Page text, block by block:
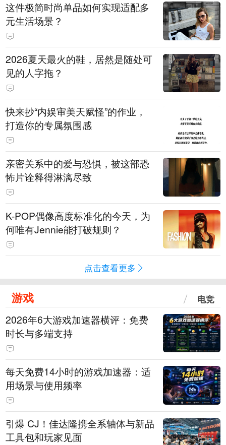
这件极简时尚单品如何实现适配多
元生活场景？
2026夏天最火的鞋，居然是随处可
见的人字拖？
快来抄“内娱审美天赋怪”的作业，
打造你的专属氛围感
亲密关系中的爱与恐惧，被这部恐
怖片诠释得淋漓尽致
K-POP偶像高度标准化的今天，为
何唯有Jennie能打破规则？
点击查看更多
游戏 电竞
2026年6大游戏加速器横评：免费
时长与多端支持
每天免费14小时的游戏加速器：适
用场景与使用频率
引爆 CJ！佳达隆携全系轴体与新品
工具包和玩家见面